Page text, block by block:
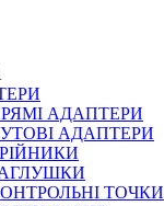
АДАПТЕРИ
АДАПТЕРИ
ТОЧКИ